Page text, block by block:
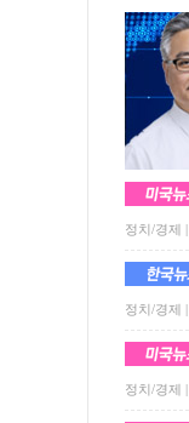
정치/경제 |
정치/경제 |
정치/경제 |